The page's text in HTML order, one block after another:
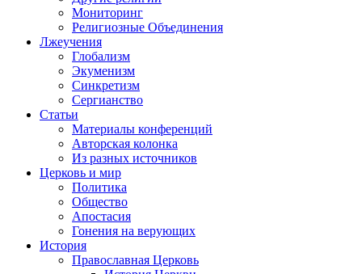
Мониторинг
Религиозные Объединения
Лжеучения
Глобализм
Экуменизм
Синкретизм
Сергианство
Статьи
Материалы конференций
Авторская колонка
Из разных источников
Церковь и мир
Политика
Общество
Апостасия
Гонения на верующих
История
Православная Церковь